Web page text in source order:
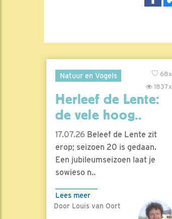
Natuur en Vogels
68x
1837x
Herleef de Lente:
de vele hoog..
17.07.26 Beleef de Lente zit
erop; seizoen 20 is gedaan.
Een jubileumseizoen laat je
sowieso n..
Lees meer
Door Louis van Oort